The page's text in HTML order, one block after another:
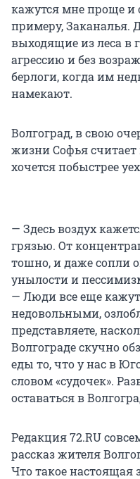
кажутся мне проще и
примеру, Заканалья.
выходящие из леса в
агрессию и без
берлоги, когда им
намекают.
Волгоград, в свою
жизни Софья считает
хочется побыстрее
— Здесь воздух
грязью. От
тошно, и даже сопли
унылости и
— Люди все еще
недовольными,
представляете,
Волгограде скучно
еды то, что у нас в
словом «судочек».
оставаться в
Редакция 72.RU
рассказ жителя
Что такое настоящая